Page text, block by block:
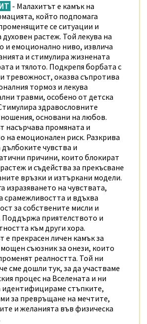
- Малахитът е камък на
който подпомага
се ситуации и
духовен растеж. Той лекува на
и емоционално ниво, извлича
и стимулира жизнената
и тялото. Подкрепя борбата с
тревожност, оказва съпротива
тормоз и лекува
травми, особено от детска
здравословните
основани на любов.
насърчава промяната и
на емоционален риск. Разкрива
дълбоките чувства и
причини, които блокират
и съдейства за прекъсване
връзки и изтъркани модели.
изразяването на чувствата,
срамежливостта и вдъхва
за собствените мисли и
Поддържа приятелството и
към други хора.
е прекрасен личен камък за
съюзник за онези, които
реалността. Той ни
сме дошли тук, за да участваме
процес на Вселената и ни
идентифицираме стъпките,
за превръщане на мечтите,
и желанията във физическа